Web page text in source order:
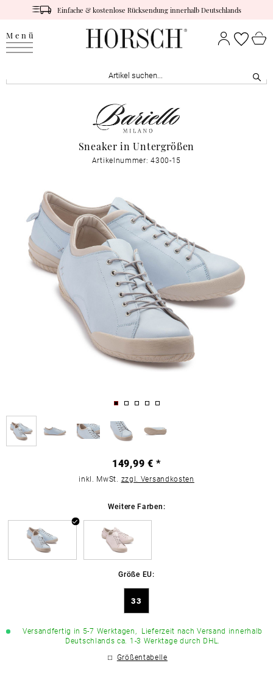
Einfache & kostenlose Rücksendung innerhalb Deutschlands
Menü
Sneaker in Untergrößen
Artikelnummer: 4300-15
149,99 € *
inkl. MwSt. zzgl. Versandkosten
Weitere Farben:
Größe EU:
33
Versandfertig in 5-7 Werktagen, Lieferzeit nach Versand innerhalb
Deutschlands ca. 1-3 Werktage durch DHL.
Größentabelle